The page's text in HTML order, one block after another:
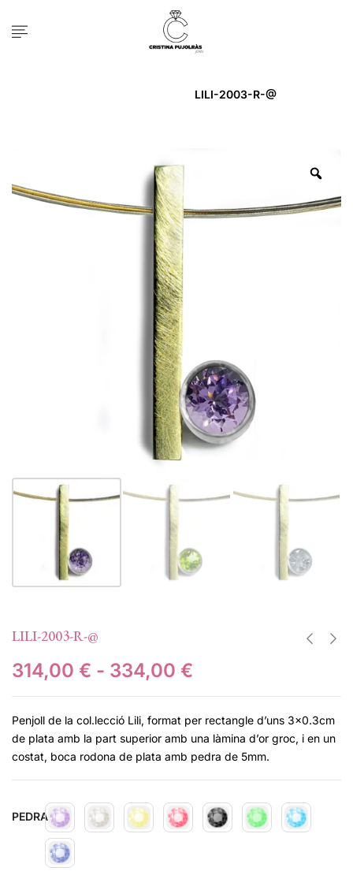
LILI-2003-R-@
LILI-2003-R-@
314,00 € - 334,00 €
Penjoll de la col.lecció Lili, format per rectangle d’uns 3×0.3cm
de plata amb la part superior amb una làmina d’or groc, i en un
costat, boca rodona de plata amb pedra de 5mm.
PEDRA